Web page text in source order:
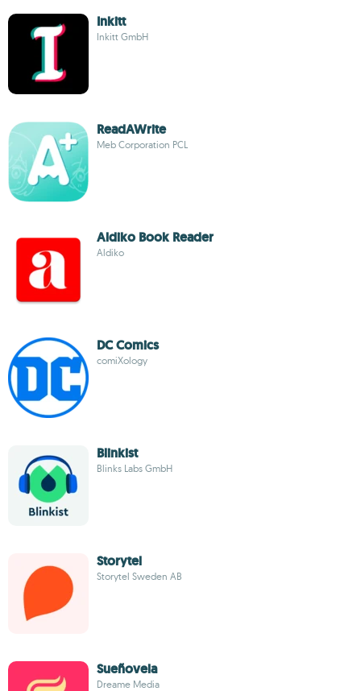
Inkitt
Inkitt GmbH
ReadAWrite
Meb Corporation PCL
Aldiko Book Reader
Aldiko
DC Comics
comiXology
Blinkist
Blinks Labs GmbH
Storytel
Storytel Sweden AB
Sueñovela
Dreame Media